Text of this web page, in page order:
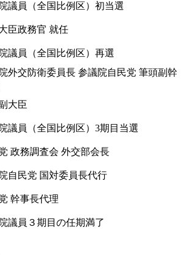
議員（全国比例区）初当選
臣政務官 就任
議員（全国比例区）再選
外交防衛委員長 参議院自民党 筆頭副幹
大臣
議員（全国比例区）3期目当選
政務調査会 外交部会長
自民党 国対委員長代行
幹事長代理
議員３期目の任期満了